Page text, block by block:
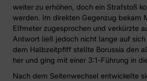
weiter zu erhöhen, doch ein Strafstoß
werden. Im direkten Gegenzug bekam
Elfmeter zugesprochen und verkürzte
Antwort ließ jedoch nicht lange auf
dem Halbzeitpfiff stellte Borussia den
her und ging mit einer 3:1-Führung in
Nach dem Seitenwechsel entwickelte